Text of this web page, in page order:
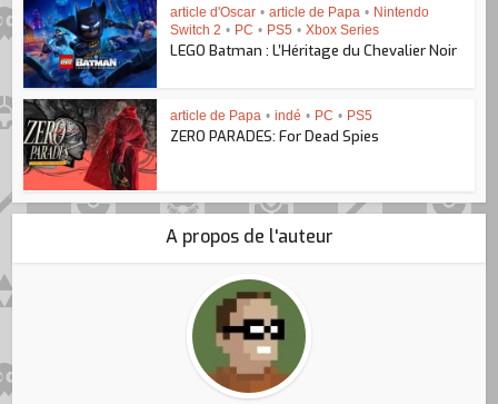
article d'Oscar • article de Papa • Nintendo
Switch 2 • PC • PS5 • Xbox Series
LEGO Batman : L’Héritage du Chevalier Noir
article de Papa • indé • PC • PS5
ZERO PARADES: For Dead Spies
A propos de l'auteur